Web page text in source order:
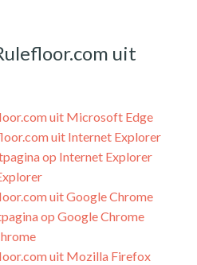
uit
uit Microsoft Edge
uit Internet Explorer
op Internet Explorer
uit Google Chrome
op Google Chrome
uit Mozilla Firefox